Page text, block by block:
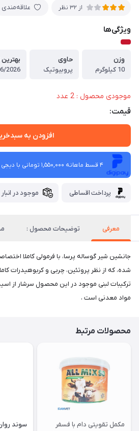
از 32 نظر علاقه‌مندی
ویژگی‌ها
وزن
10 کیلوگرم
حاوی
پروبیوتیک
2026
موجودی محصول : 2 عدد
قیمت:
افزودن به
4 قسط ماهانه 1,550,000 تومانی با دیجی ‌پی!
پرداخت اقساطی موجود در انبار
معرفی توضیحات محصول :
​​​​​​​​جانشین شیر گوساله پرسا، با فرمولی کاملا
شده، که از نظر پروتئین، چربی و کربوهیدرات
ترکیبات لبنی موجود در این محصول سرشار از
مواد معدنی است ،
محصولات مرتبط
مکمل تقویتی دام با فسفر
سوند روان